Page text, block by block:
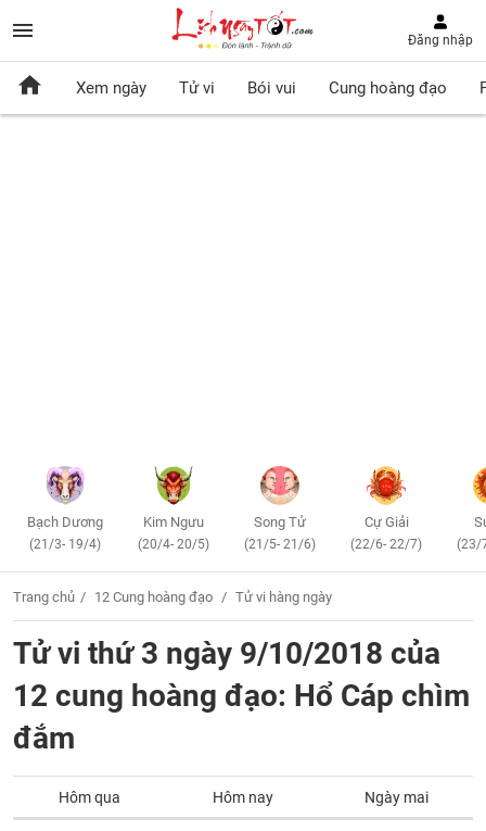
Đăng nhập
Xem ngày Tử vi Bói vui Cung hoàng đạo
Bạch Dương
(21/3- 19/4)
Kim Ngưu
(20/4- 20/5)
Song Tử
(21/5- 21/6)
Cự Giải
(22/6- 22/7) (23/
Trang chủ 12 Cung hoàng đạo Tử vi hàng ngày
Tử vi thứ 3 ngày 9/10/2018 của
12 cung hoàng đạo: Hổ Cáp chìm
đắm
Hôm qua Hôm nay Ngày mai